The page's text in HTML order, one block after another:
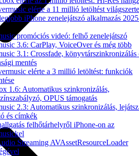
elérte a 11 millió letöltést világszerte
iPhone zenelejátszó alkalmazás
promóciós videó: felhő zenelejátszó
3.6: CarPlay, VoiceOver és még több
3.1: Crossfade, könyvtárszinkronizálás
mentés
elérte a 3 millió letöltést: funkciók
1.6: Automatikus szinkronizálás,
OPUS támogatás
2.3: Automatikus szinkronizálás,
és címkék
felhőtárhelyről iPhone-on az
Streaming AVAssetResourceLoader